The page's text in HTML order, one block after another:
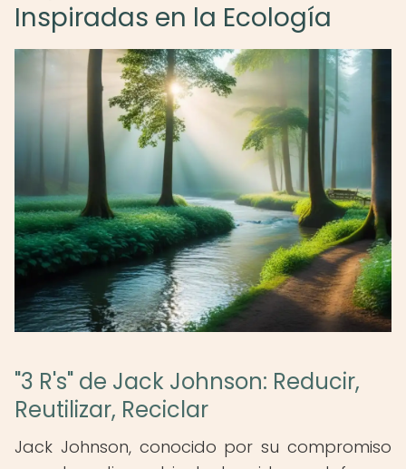
Inspiradas en la Ecología
"3 R's" de Jack Johnson: Reducir,
Reutilizar, Reciclar
Jack Johnson, conocido por su compromiso